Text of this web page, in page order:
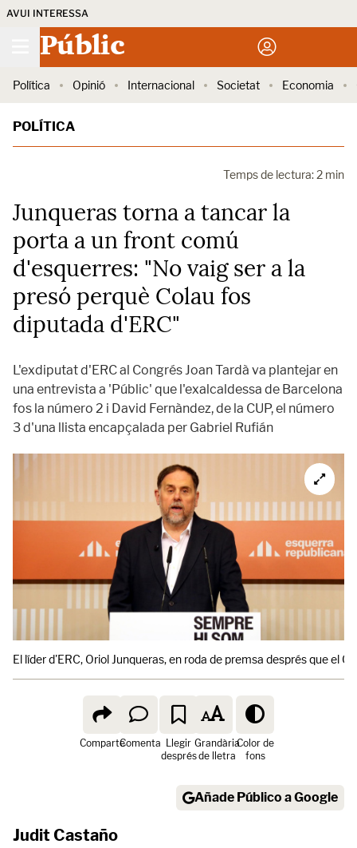
AVUI INTERESSA
Públic
Política Opinió Internacional Societat Economia
POLÍTICA
Temps de lectura: 2 min
Junqueras torna a tancar la
porta a un front comú
d'esquerres: "No vaig ser a la
presó perquè Colau fos
diputada d'ERC"
L'exdiputat d'ERC al Congrés Joan Tardà va plantejar en
una entrevista a 'Públic' que l'exalcaldessa de Barcelona
fos la número 2 i David Fernàndez, de la CUP, el número
3 d'una llista encapçalada per Gabriel Rufián
El líder d'ERC, Oriol Junqueras, en roda de premsa després que el
ComparteComenta Llegir
després
Grandària
de lletra
Color de
fons
Añade Público a Google
Judit Castaño